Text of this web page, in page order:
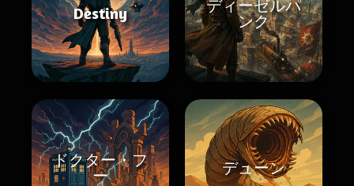
Destiny
ディーゼルパ
ンク
ドクター・フ
ー
デューン